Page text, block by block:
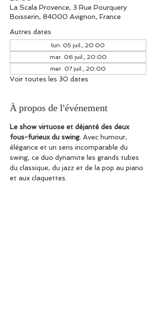
La Scala Provence, 3 Rue Pourquery
Boisserin, 84000 Avignon, France
Autres dates
lun. 05 juil., 20:00
mar. 06 juil., 20:00
mer. 07 juil., 20:00
Voir toutes les 30 dates
À propos de l'événement
Le show virtuose et déjanté des deux
fous-furieux du swing. Avec humour,
élégance et un sens incomparable du
swing, ce duo dynamite les grands tubes
du classique, du jazz et de la pop au piano
et aux claquettes.